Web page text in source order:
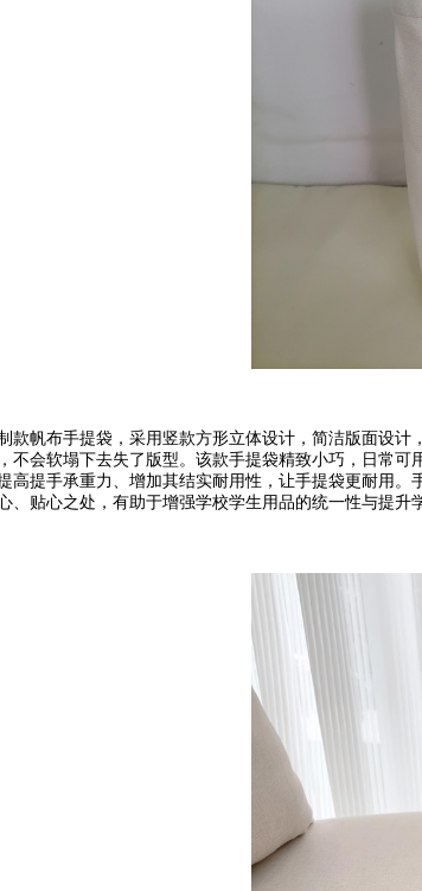
帆布手提袋，采用竖款方形立体设计，简洁版面设计
不会软塌下去失了版型。该款手提袋精致小巧，日常
高提手承重力、增加其结实耐用性，让手提袋更耐用
、贴心之处，有助于增强学校学生用品的统一性与提升